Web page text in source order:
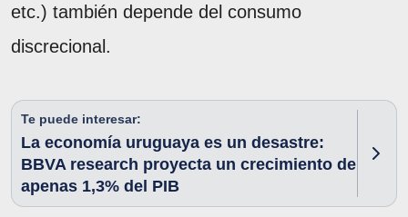
etc.) también depende del consumo
discrecional.
Te puede interesar:
La economía uruguaya es un desastre:
BBVA research proyecta un crecimiento de
apenas 1,3% del PIB